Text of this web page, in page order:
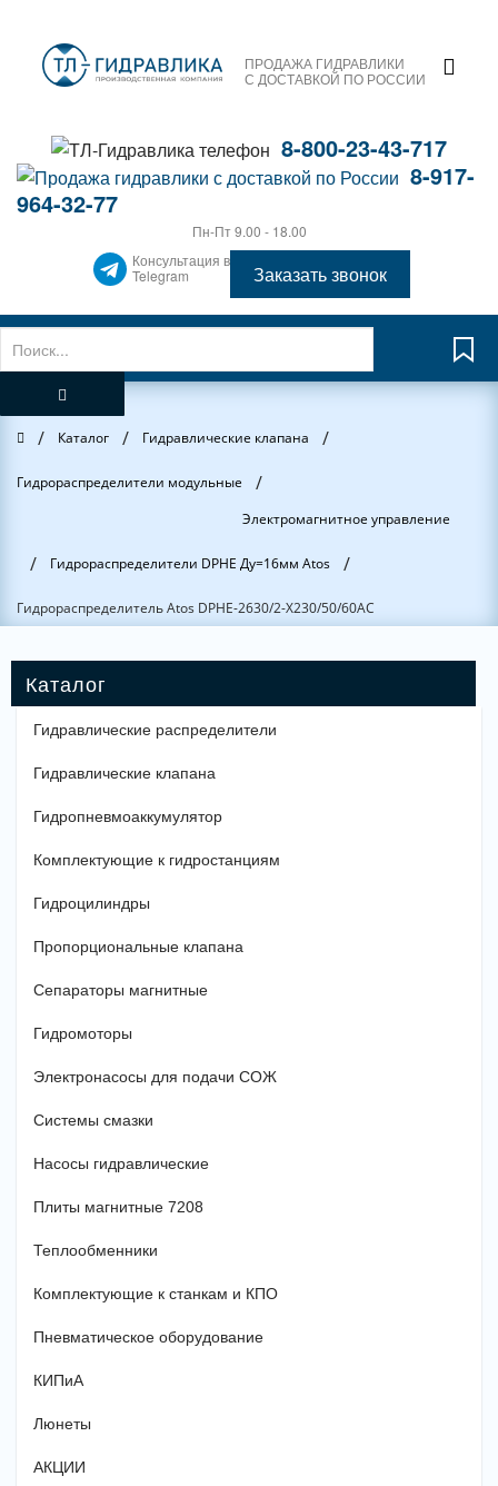
ПРОДАЖА ГИДРАВЛИКИ
С ДОСТАВКОЙ ПО РОССИИ
8-800-23-43-717
8-917-
964-32-77
Пн-Пт 9.00 - 18.00
Консультация в
Telegram
Заказать звонок
Главная
/ Каталог / Гидравлические клапана /
Гидрораспределители модульные /
Электромагнитное управление
/ Гидрораспределители DPHE Ду=16мм Atos /
Гидрораспределитель Atos DPHE-2630/2-X230/50/60AC
Гидравлические распределители
Гидравлические клапана
Гидропневмоаккумулятор
Комплектующие к гидростанциям
Гидроцилиндры
Пропорциональные клапана
Сепараторы магнитные
Гидромоторы
Электронасосы для подачи СОЖ
Системы смазки
Насосы гидравлические
Плиты магнитные 7208
Теплообменники
Комплектующие к станкам и КПО
Пневматическое оборудование
КИПиА
Люнеты
АКЦИИ